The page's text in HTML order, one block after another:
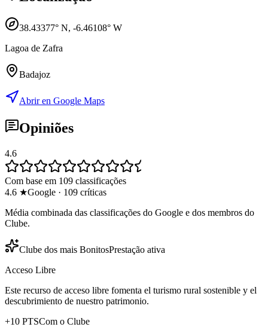
38.43377° N, -6.46108° W
Lagoa de Zafra
Badajoz
Abrir en Google Maps
Opiniões
4.6
Com base em 109 classificações
4.6 ★Google · 109 críticas
Média combinada das classificações do Google e dos membros do
Clube.
Clube dos mais BonitosPrestação ativa
Acceso Libre
Este recurso de acceso libre fomenta el turismo rural sostenible y el
descubrimiento de nuestro patrimonio.
+10 PTSCom o Clube